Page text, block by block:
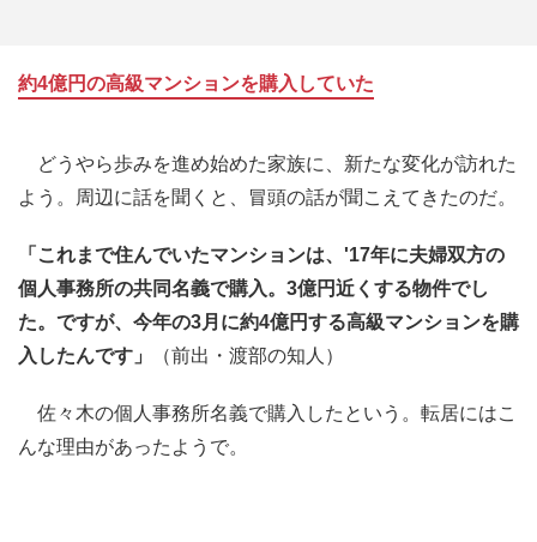
約4億円の高級マンションを購入していた
どうやら歩みを進め始めた家族に、新たな変化が訪れた
よう。周辺に話を聞くと、冒頭の話が聞こえてきたのだ。
「これまで住んでいたマンションは、'17年に夫婦双方の
個人事務所の共同名義で購入。3億円近くする物件でし
た。ですが、今年の3月に約4億円する高級マンションを購
入したんです」
（前出・渡部の知人）
佐々木の個人事務所名義で購入したという。転居にはこ
んな理由があったようで。